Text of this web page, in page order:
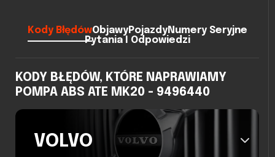
Kody BłędówObjawyPojazdyNumery Seryjne
Pytania I Odpowiedzi
KODY BŁĘDÓW, KTÓRE NAPRAWIAMY
POMPA ABS ATE MK20 - 9496440
VOLVO